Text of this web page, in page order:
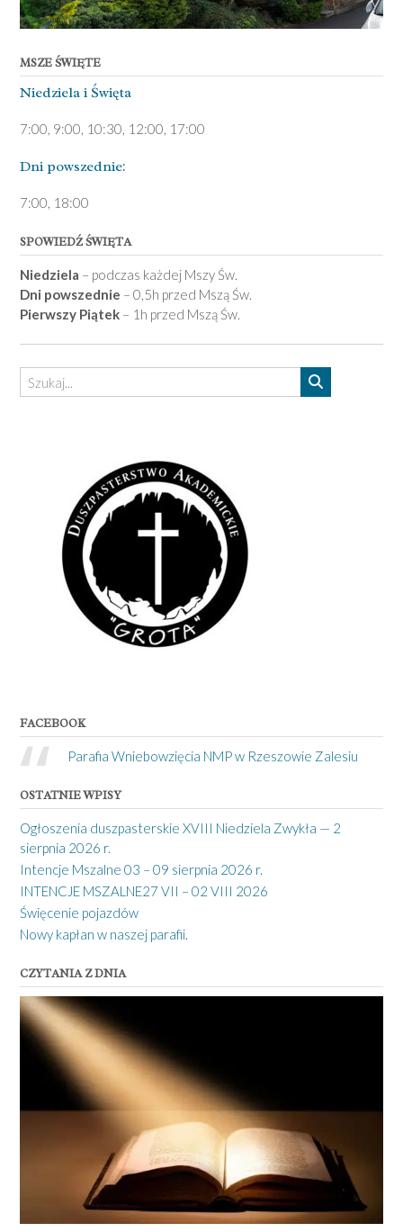
MSZE ŚWIĘTE
Niedziela ­i Święta
7:00, 9:00, 10:30, 12:00, 17:00
Dni pows­zednie:
7­:00, 18:00­
SPOWIEDŹ ŚWIĘTA
Niedziela – podczas każdej Mszy Św.
Dni powszednie – 0,5h przed Mszą Św.
Pierwszy Piątek – 1h przed Mszą Św.
FACEBOOK
Parafia Wniebowzięcia NMP w Rzeszowie Zalesiu
OSTATNIE WPISY
Ogłoszenia duszpasterskie XVIII Niedziela Zwykła — 2
sierpnia 2026 r.
Intencje Mszalne 03 – 09 sierpnia 2026 r.
INTENCJE MSZALNE27 VII – 02 VIII 2026
Święcenie pojazdów
Nowy kapłan w naszej parafii.
CZYTANIA Z DNIA